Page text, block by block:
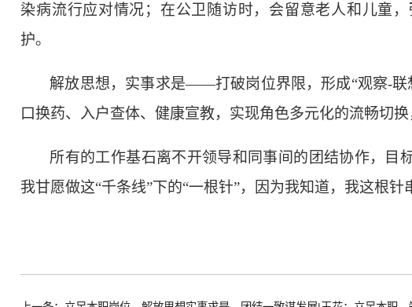
染病流行应对情况；在公卫随访时，会留意老人和儿童
护。
解放思想，实事求是——打破岗位界限，形成“观察-联
口换药、 入户查体、健康宣教， 实现角色多元化的流畅切
所有的工作基石离不开领导和同事间的 团结协作， 目
我甘愿做这“千条线”下的“一根针”，因为我知道，我这根针